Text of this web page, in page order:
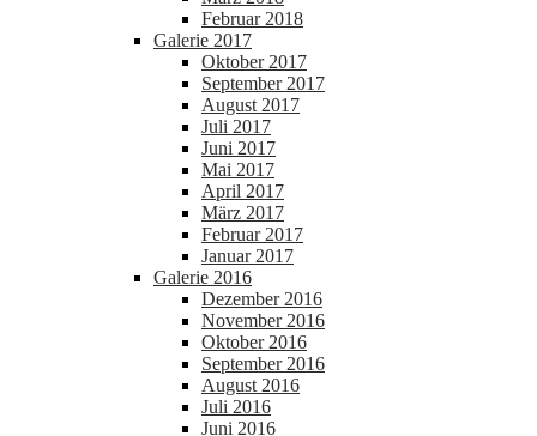
Februar 2018
Galerie 2017
Oktober 2017
September 2017
August 2017
Juli 2017
Juni 2017
Mai 2017
April 2017
März 2017
Februar 2017
Januar 2017
Galerie 2016
Dezember 2016
November 2016
Oktober 2016
September 2016
August 2016
Juli 2016
Juni 2016